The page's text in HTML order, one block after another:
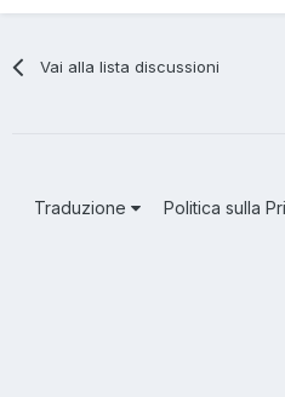
Vai alla lista discussioni
Traduzione Politica sulla